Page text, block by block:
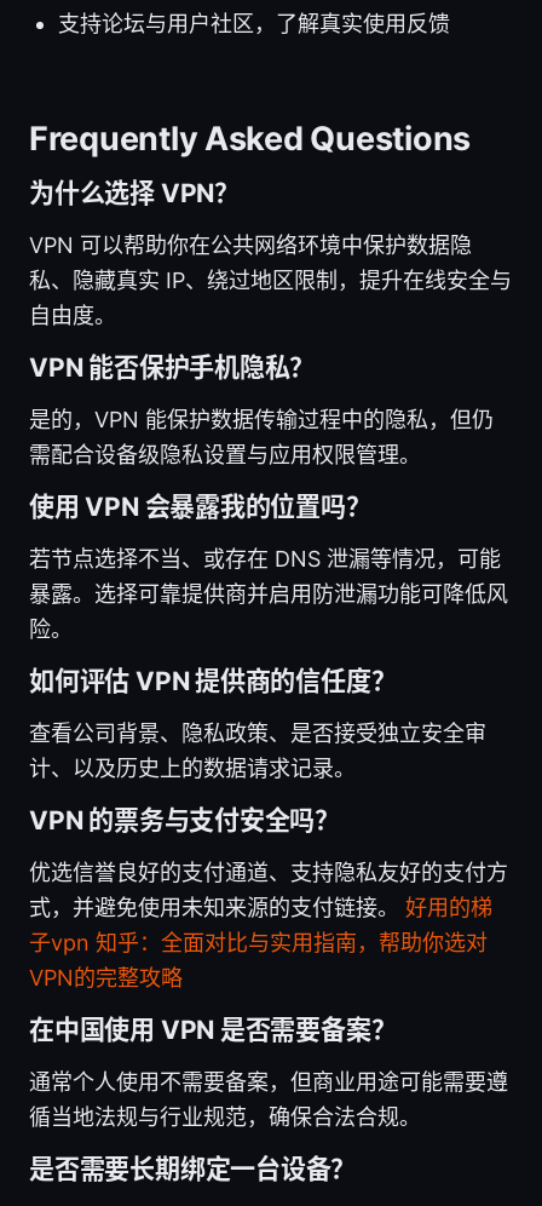
支持论坛与用户社区，了解真实使用反馈
Frequently Asked Questions
为什么选择 VPN？
VPN 可以帮助你在公共网络环境中保护数据隐
私、隐藏真实 IP、绕过地区限制，提升在线安全与
自由度。
VPN 能否保护手机隐私？
是的，VPN 能保护数据传输过程中的隐私，但仍
需配合设备级隐私设置与应用权限管理。
使用 VPN 会暴露我的位置吗？
若节点选择不当、或存在 DNS 泄漏等情况，可能
暴露。选择可靠提供商并启用防泄漏功能可降低风
险。
如何评估 VPN 提供商的信任度？
查看公司背景、隐私政策、是否接受独立安全审
计、以及历史上的数据请求记录。
VPN 的票务与支付安全吗？
优选信誉良好的支付通道、支持隐私友好的支付方
式，并避免使用未知来源的支付链接。 好用的梯
子vpn 知乎：全面对比与实用指南，帮助你选对
VPN的完整攻略
在中国使用 VPN 是否需要备案？
通常个人使用不需要备案，但商业用途可能需要遵
循当地法规与行业规范，确保合法合规。
是否需要长期绑定一台设备？